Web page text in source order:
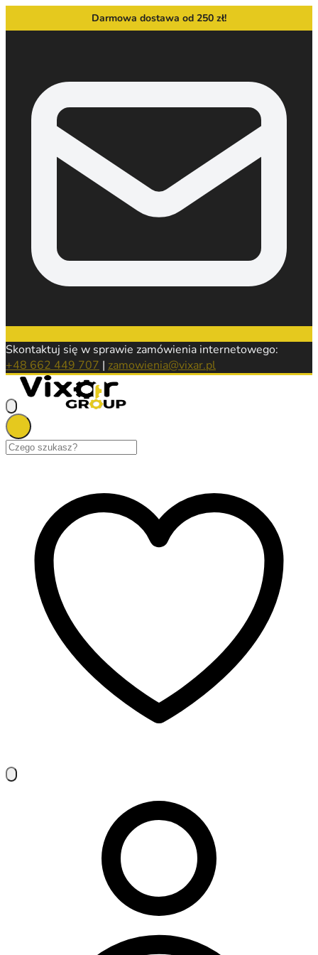
Darmowa dostawa od 250 zł!
Skontaktuj się w sprawie zamówienia internetowego:
+48 662 449 707 | zamowienia@vixar.pl